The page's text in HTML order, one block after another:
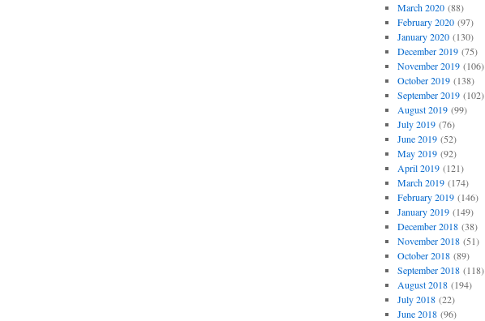
March 2020(88)
February 2020(97)
January 2020(130)
December 2019(75)
November 2019(106)
October 2019(138)
September 2019(102)
August 2019(99)
July 2019(76)
June 2019(52)
May 2019(92)
April 2019(121)
March 2019(174)
February 2019(146)
January 2019(149)
December 2018(38)
November 2018(51)
October 2018(89)
September 2018(118)
August 2018(194)
July 2018(22)
June 2018(96)